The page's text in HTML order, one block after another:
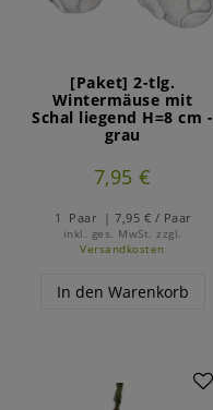
[Paket] 2-tlg.
Wintermäuse mit
Schal liegend H=8 cm -
grau
7,95 €
1 Paar | 7,95 € / Paar
inkl. ges. MwSt. zzgl.
Versandkosten
In den Warenkorb